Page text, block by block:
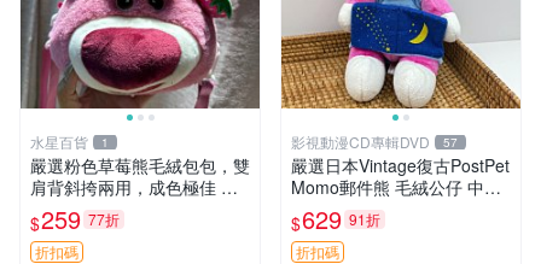
水星百貨 1
嚴選粉色草莓熊毛絨包包，雙
肩背斜挎兩用，成色極佳 精
準關鍵詞：草莓熊 包包 毛絨
$259 77折
折扣碼
影視動漫CD專輯DVD 57
嚴選日本Vintage復古PostPet
Momo郵件熊 毛絨公仔 中古
玩偶 快遞包到 默認次日達 po
stpet momo 玩具 玩偶
$629 91折
折扣碼